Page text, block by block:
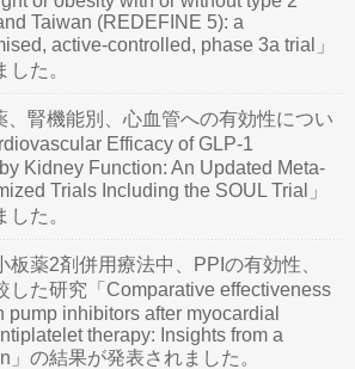
Taiwan (REDEFINE 5): a
active-controlled, phase 3a trial」
た。
、腎機能別、心血管への有効性につい
Efficacy of GLP-1
Kidney Function: An Updated Meta-
Trials Including the SOUL Trial」
た。
板薬2剤併用療法中、PPIの有効性、
した研究「Comparative effectiveness
pump inhibitors after myocardial
therapy: Insights from a
」の結果が発表されました。